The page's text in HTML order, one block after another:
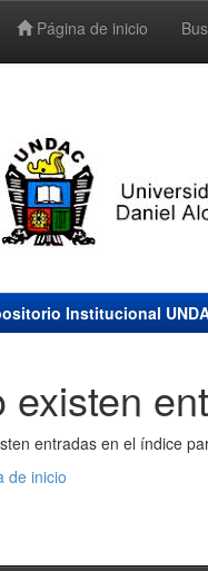
Página de inicio
Institucional
existen
entradas en el índice
de inicio